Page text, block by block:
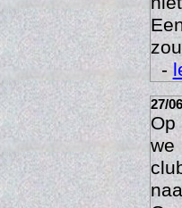
-
27/